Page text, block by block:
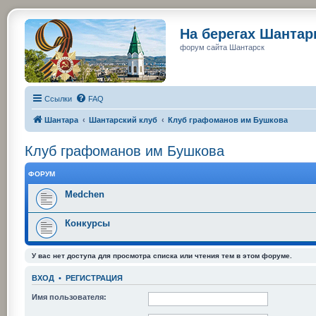
На берегах
форум сайта Шантарск
Ссылки FAQ
Шантара Шантарский клуб Клуб графоманов им Бушкова
Клуб графоманов им Бушкова
ФОРУМ
Medchen
Конкурсы
У вас нет доступа для просмотра списка или чтения тем в этом форуме.
ВХОД • РЕГИСТРАЦИЯ
Имя пользователя: